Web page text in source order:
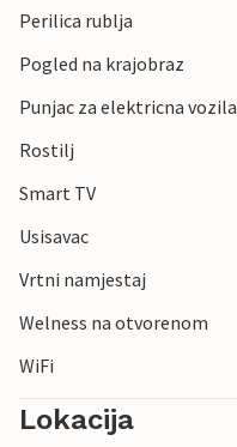
Perilica rublja
Pogled na krajobraz
Punjac za elektricna vozila
Rostilj
Smart TV
Usisavac
Vrtni namjestaj
Welness na otvorenom
WiFi
Lokacija